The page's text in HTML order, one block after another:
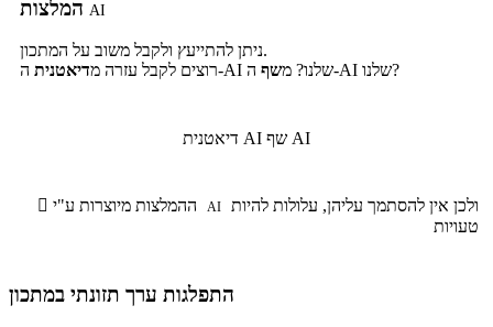
AI
ניתן להתייעץ ולקבל משוב על המתכון.
רוצים לקבל עזרה מדיאטנית ה-AI שלנו? משף ה-AI שלנו?
דיאטנית AI שף AI
 AI
טעויות
התפלגות ערך תזונתי במתכון